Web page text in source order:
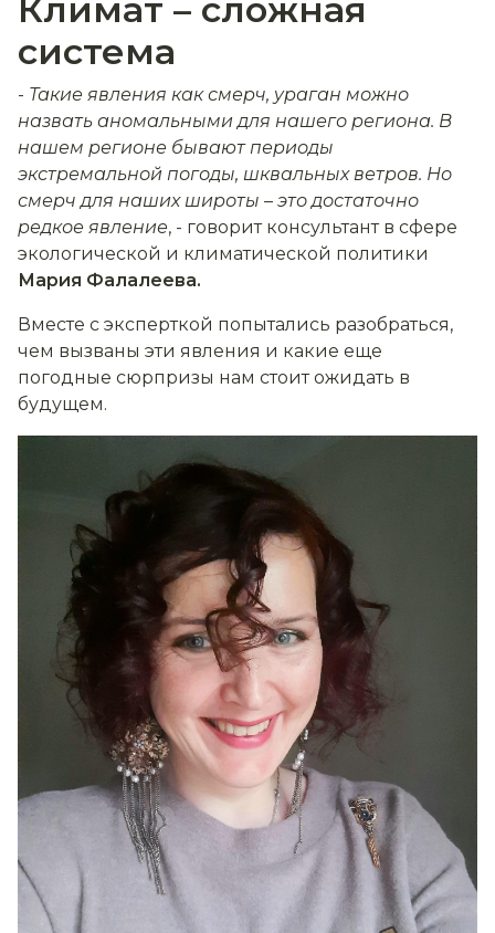
Климат – сложная
система
- Такие явления как смерч, ураган можно
назвать аномальными для нашего региона. В
нашем регионе бывают периоды
экстремальной погоды, шквальных ветров. Но
смерч для наших широты – это достаточно
редкое явление, - говоритконсультант в сфере
экологической и климатической политики
Мария Фалалеева.
Вместе с эксперткой попытались разобраться,
чем вызваны эти явления и какие еще
погодные сюрпризы нам стоит ожидать в
будущем.